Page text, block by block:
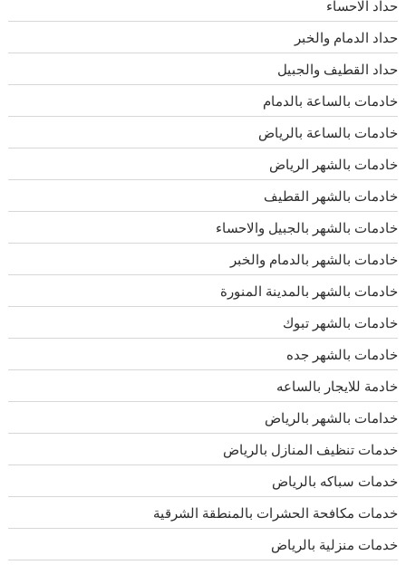
حداد الاحساء
حداد الدمام والخبر
حداد القطيف والجبيل
خادمات بالساعة بالدمام
خادمات بالساعة بالرياض
خادمات بالشهر الرياض
خادمات بالشهر القطيف
خادمات بالشهر بالجبيل والاحساء
خادمات بالشهر بالدمام والخبر
خادمات بالشهر بالمدينة المنورة
خادمات بالشهر تبوك
خادمات بالشهر جده
خادمة للايجار بالساعه
خدامات بالشهر بالرياض
خدمات تنظيف المنازل بالرياض
خدمات سباكه بالرياض
خدمات مكافحة الحشرات بالمنطقة الشرقية
خدمات منزلية بالرياض